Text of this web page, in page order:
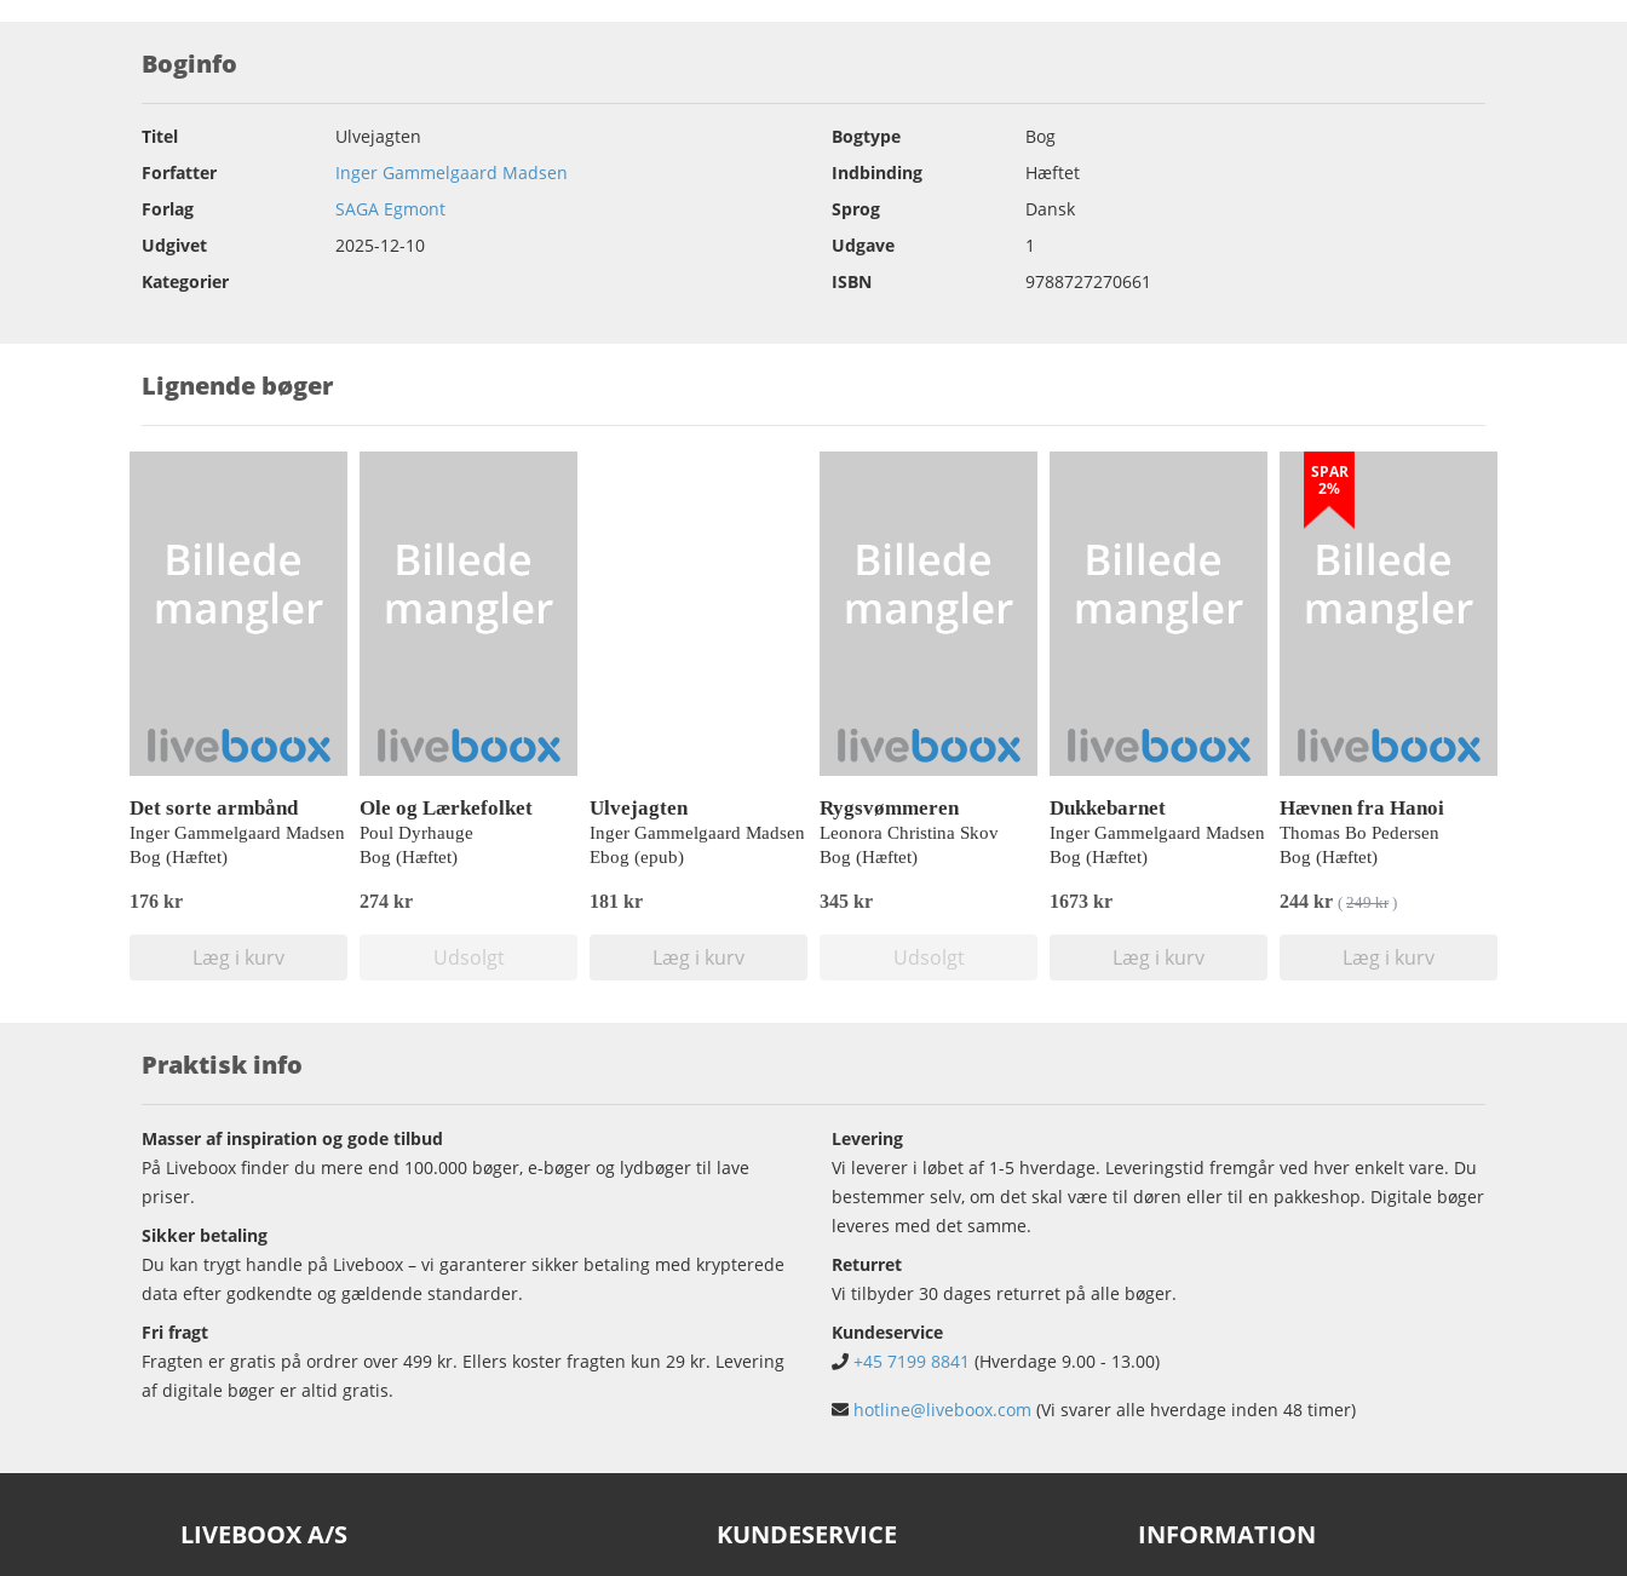
Boginfo
Titel
Ulvejagten
Forfatter
Inger Gammelgaard Madsen
Forlag
SAGA Egmont
Udgivet
2025-12-10
Kategorier
Bogtype
Bog
Indbinding
Hæftet
Sprog
Dansk
Udgave
1
ISBN
9788727270661
Lignende bøger
Det sorte armbånd
Inger Gammelgaard Madsen
Bog (Hæftet)
176 kr
Læg i kurv
Ole og Lærkefolket
Poul Dyrhauge
Bog (Hæftet)
274 kr
Udsolgt
Ulvejagten
Inger Gammelgaard Madsen
Ebog (epub)
181 kr
Læg i kurv
Rygsvømmeren
Leonora Christina Skov
Bog (Hæftet)
345 kr
Udsolgt
Dukkebarnet
Inger Gammelgaard Madsen
Bog (Hæftet)
1673 kr
Læg i kurv
SPAR
2%
Hævnen fra Hanoi
Thomas Bo Pedersen
Bog (Hæftet)
244 kr ( 249 kr)
Læg i kurv
Praktisk info
Masser af inspiration og gode tilbud
På Liveboox finder du mere end 100.000 bøger, e-bøger og lydbøger til lave
priser.
Sikker betaling
Du kan trygt handle på Liveboox – vi garanterer sikker betaling med krypterede
data efter godkendte og gældende standarder.
Fri fragt
Fragten er gratis på ordrer over 499 kr. Ellers koster fragten kun 29 kr. Levering
af digitale bøger er altid gratis.
Levering
Vi leverer i løbet af 1-5 hverdage. Leveringstid fremgår ved hver enkelt vare. Du
bestemmer selv, om det skal være til døren eller til en pakkeshop. Digitale bøger
leveres med det samme.
Returret
Vi tilbyder 30 dages returret på alle bøger.
Kundeservice
+45 7199 8841 (Hverdage 9.00 - 13.00)
hotline@liveboox.com (Vi svarer alle hverdage inden 48 timer)
LIVEBOOX A/S KUNDESERVICE INFORMATION